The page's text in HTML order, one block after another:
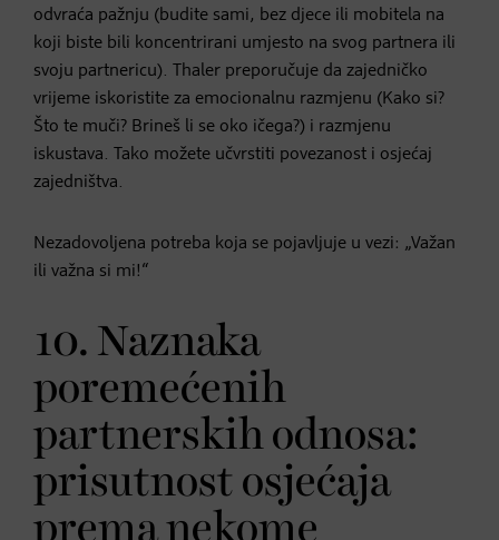
odvraća pažnju (budite sami, bez djece ili mobitela na
koji biste bili koncentrirani umjesto na svog partnera ili
svoju partnericu). Thaler preporučuje da zajedničko
vrijeme iskoristite za emocionalnu razmjenu (Kako si?
Što te muči? Brineš li se oko ičega?) i razmjenu
iskustava. Tako možete učvrstiti povezanost i osjećaj
zajedništva.
Nezadovoljena potreba koja se pojavljuje u vezi: „Važan
ili važna si mi!“
10. Naznaka
poremećenih
partnerskih odnosa:
prisutnost osjećaja
prema nekome